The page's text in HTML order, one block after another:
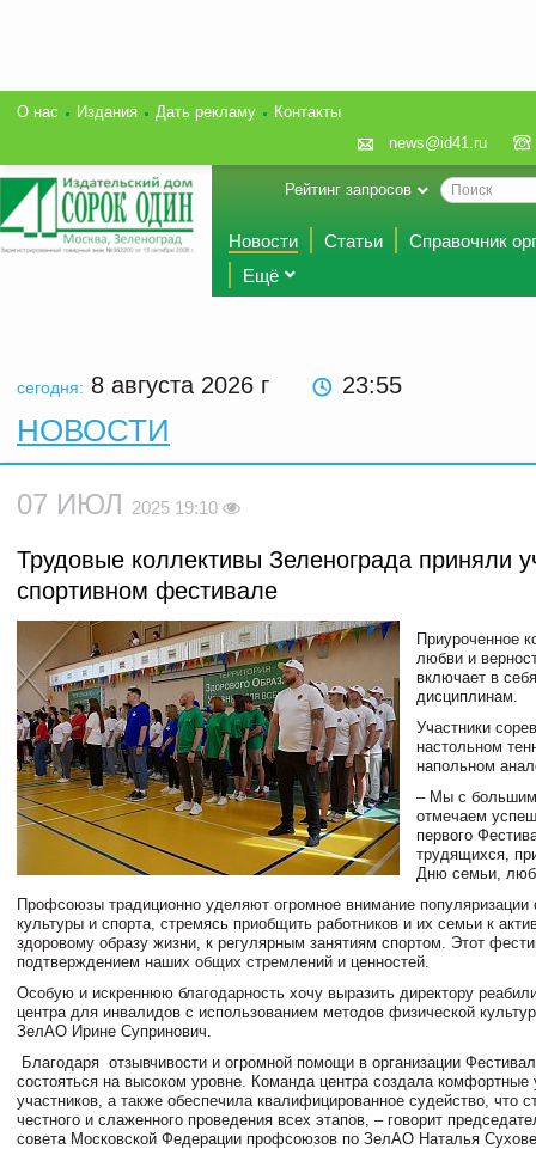
О нас Издания Дать рекламу
Контакты
news@id41.ru
Рейтинг запросов
Новости Статьи
Справочник
Ещё
сегодня: 8 августа 2026 г 23:55
НОВОСТИ
07 ИЮЛ 2025 19:10
Трудовые коллективы Зеленограда приняли
спортивном фестивале
Приуроченное
любви и
включает в
дисциплинам.
Участники
настольном
напольном
– Мы с
отмечаем
первого
трудящихся,
Дню семьи,
Профсоюзы традиционно уделяют огромное внимание популяризации
культуры и спорта, стремясь приобщить работников и их семьи к
здоровому образу жизни, к регулярным занятиям спортом. Этот
подтверждением наших общих стремлений и ценностей.
Особую и искреннюю благодарность хочу выразить директору
центра для инвалидов с использованием методов физической
ЗелАО Ирине Супринович.
Благодаря отзывчивости и огромной помощи в организации
состояться на высоком уровне. Команда центра создала комфортные
участников, а также обеспечила квалифицированное судейство, что
честного и слаженного проведения всех этапов, – говорит
совета Московской Федерации профсоюзов по ЗелАО Наталья